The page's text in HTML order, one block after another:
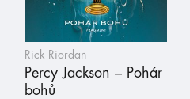
Rick Riordan
Percy Jackson – Pohár
bohů